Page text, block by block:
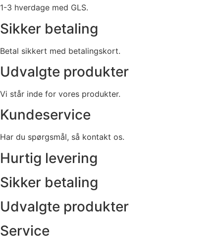
1-3 hverdage med GLS.
Sikker betaling
Betal sikkert med betalingskort.
Udvalgte produkter
Vi står inde for vores produkter.
Kundeservice
Har du spørgsmål, så kontakt os.
Hurtig levering
Sikker betaling
Udvalgte produkter
Service